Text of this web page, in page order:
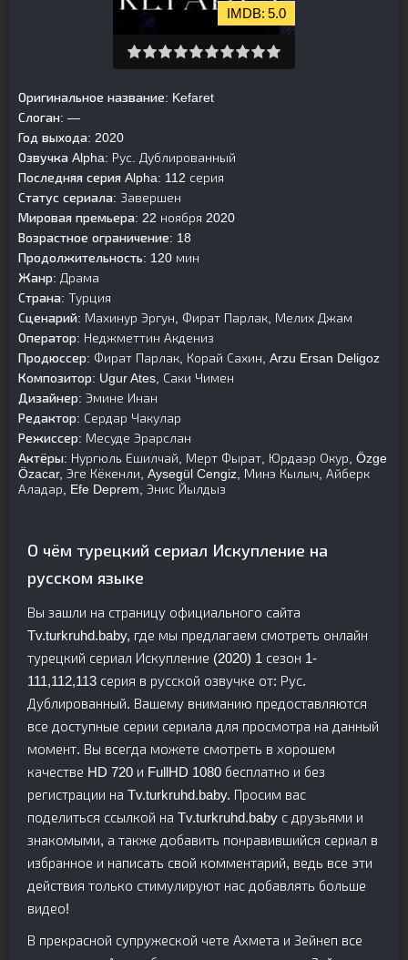
5.0
Оригинальное название: Kefaret
Слоган: —
Год выхода: 2020
Озвучка Alpha: Рус. Дублированный
Последняя серия Alpha: 112 серия
Статус сериала: Завершен
Мировая премьера: 22 ноября 2020
Возрастное ограничение: 18
Продолжительность: 120 мин
Жанр: Драма
Страна: Турция
Сценарий: Махинур Эргун, Фират Парлак, Мелих Джам
Оператор: Неджметтин Акдениз
Продюссер: Фират Парлак, Корай Сахин, Arzu Ersan Deligoz
Композитор: Ugur Ates, Саки Чимен
Дизайнер: Эмине Инан
Редактор: Сердар Чакулар
Режиссер: Месуде Эрарслан
Актёры: Нургюль Ешилчай, Мерт Фырат, Юрдаэр Окур, Özge
Özacar, Эге Кёкенли, Aysegül Cengiz, Минэ Кылыч, Айберк
Аладар, Efe Deprem, Энис Йылдыз
О чём турецкий сериал Искупление на
русском языке
Вы зашли на страницу официального сайта
Tv.turkruhd.baby, где мы предлагаем смотреть онлайн
турецкий сериал Искупление (2020) 1 сезон 1-
111,112,113 серия в русской озвучке от: Рус.
Дублированный. Вашему вниманию предоставляются
все доступные серии сериала для просмотра на данный
момент. Вы всегда можете смотреть в хорошем
качестве HD 720 и FullHD 1080 бесплатно и без
регистрации на Tv.turkruhd.baby. Просим вас
поделиться ссылкой на Tv.turkruhd.baby с друзьями и
знакомыми, а также добавить понравившийся сериал в
избранное и написать свой комментарий, ведь все эти
действия только стимулируют нас добавлять больше
видео!
В прекрасной супружеской чете Ахмета и Зейнеп все